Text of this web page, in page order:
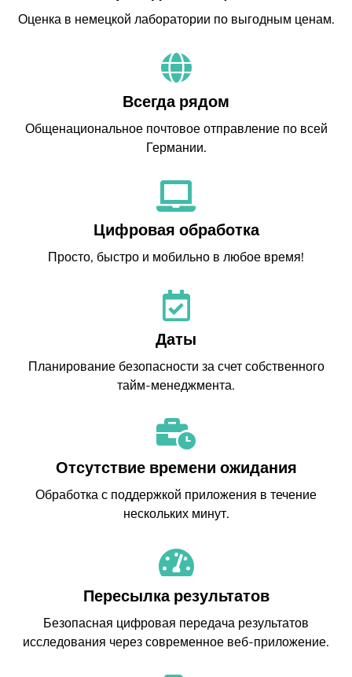
Оценка в немецкой лаборатории по выгодным ценам.
Всегда рядом
Общенациональное почтовое отправление по всей
Германии.
Цифровая обработка
Просто, быстро и мобильно в любое время!
Даты
Планирование безопасности за счет собственного
тайм-менеджмента.
Отсутствие времени ожидания
Обработка с поддержкой приложения в течение
нескольких минут.
Пересылка результатов
Безопасная цифровая передача результатов
исследования через современное веб-приложение.